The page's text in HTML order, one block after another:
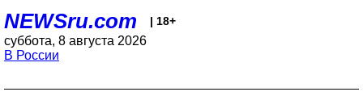
NEWSru.com | 18+
суббота, 8 августа 2026
В России